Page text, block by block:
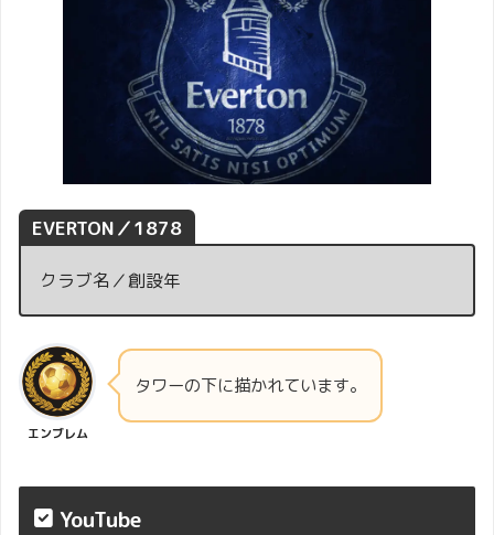
EVERTON／1878
クラブ名／創設年
エンブレム
タワーの下に描かれています。
YouTube